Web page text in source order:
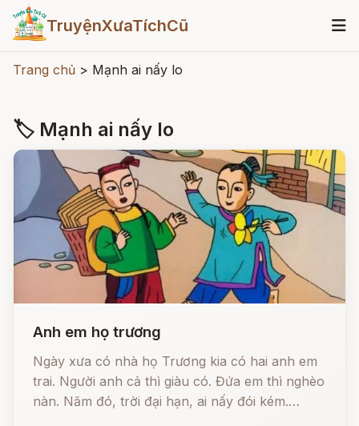
TruyệnXưaTíchCũ
Trang chủ > Mạnh ai nấy lo
🏷 Mạnh ai nấy lo
Anh em họ trương
Ngày xưa có nhà họ Trương kia có hai anh em
trai. Người anh cả thì giàu có. Đứa em thì nghèo
nàn. Năm đó, trời đại hạn, ai nấy đói kém.